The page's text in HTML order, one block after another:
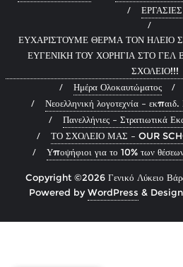
ΕΡΓΑΣΙΕΣ
ΕΥΧΑΡΙΣΤΟΥΜΕ ΘΕΡΜΑ ΤΟΝ ΗΛΕΙΟ
ΕΥΓΕΝΙΚΗ ΤΟΥ ΧΟΡΗΓΙΑ ΣΤΟ
ΣΧΟΛΕΙΟ!!!
Ημέρα Ολοκαυτώματος
Νεοελληνική λογοτεχνία –
Πανελλήνιες – Στρατιωτικά
ΤΟ ΣΧΟΛΕΙΟ ΜΑΣ – OUR
Υποψήφιοι για το 10% των
Copyright ©2026 Γενικό Λύκειο
Powered byWordPress &